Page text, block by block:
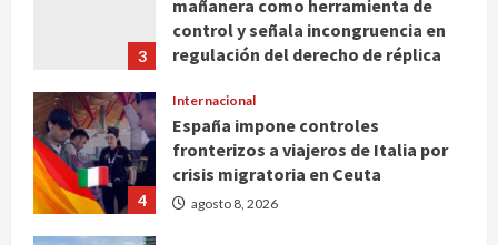
agosto 8, 2026
4
Internacional
España impone controles
fronterizos a viajeros de Italia por
crisis migratoria en Ceuta
agosto 8, 2026
Muere a los 26 años Sydney Towle,